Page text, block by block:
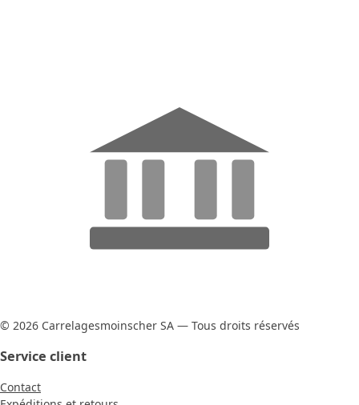
© 2026 Carrelagesmoinscher SA — Tous droits réservés
Service client
Contact